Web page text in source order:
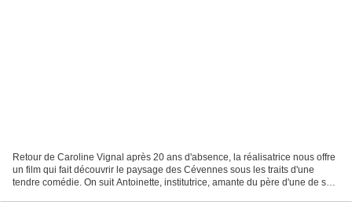
Retour de Caroline Vignal après 20 ans d'absence, la réalisatrice nous offre
un film qui fait découvrir le paysage des Cévennes sous les traits d'une
tendre comédie. On suit Antoinette, institutrice, amante du père d'une de ses